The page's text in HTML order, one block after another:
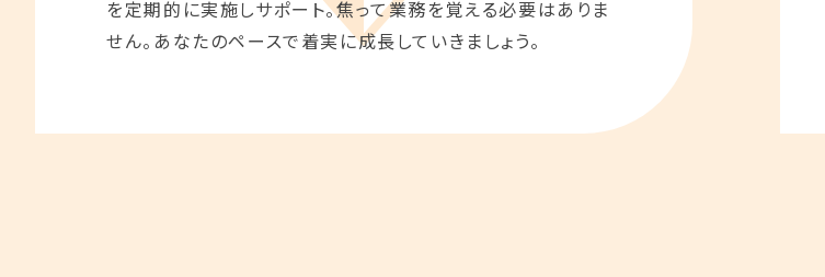
を定期的に実施しサポート。焦って業務を覚える必要はありま
せん。あなたのペースで着実に成長していきましょう。